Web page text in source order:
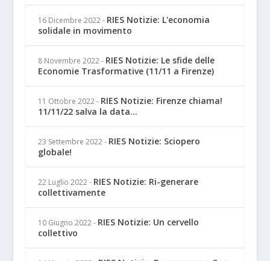
16 Dicembre 2022 - RIES Notizie: L'economia
solidale in movimento
8 Novembre 2022 - RIES Notizie: Le sfide delle
Economie Trasformative (11/11 a Firenze)
11 Ottobre 2022 - RIES Notizie: Firenze chiama!
11/11/22 salva la data...
23 Settembre 2022 - RIES Notizie: Sciopero
globale!
22 Luglio 2022 - RIES Notizie: Ri-generare
collettivamente
10 Giugno 2022 - RIES Notizie: Un cervello
collettivo